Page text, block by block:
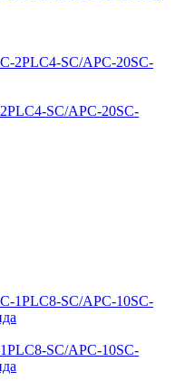
SC/APC-20SC-
SC/APC-10SC-